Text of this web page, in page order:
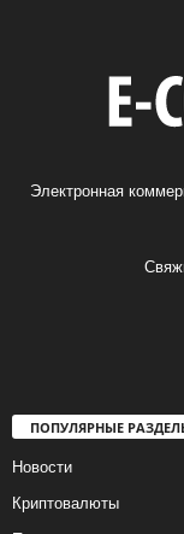
Электронная
ПОПУЛЯРНЫЕ
Новости
Криптовалюты